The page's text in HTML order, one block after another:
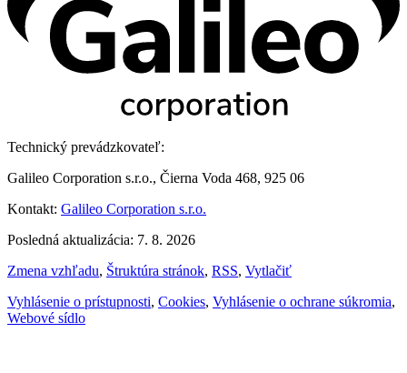
Technický prevádzkovateľ:
Galileo Corporation s.r.o., Čierna Voda 468, 925 06
Kontakt: Galileo Corporation s.r.o.
Posledná aktualizácia: 7. 8. 2026
Zmena vzhľadu, Štruktúra stránok, RSS, Vytlačiť
Vyhlásenie o prístupnosti, Cookies, Vyhlásenie o ochrane súkromia,
Webové sídlo